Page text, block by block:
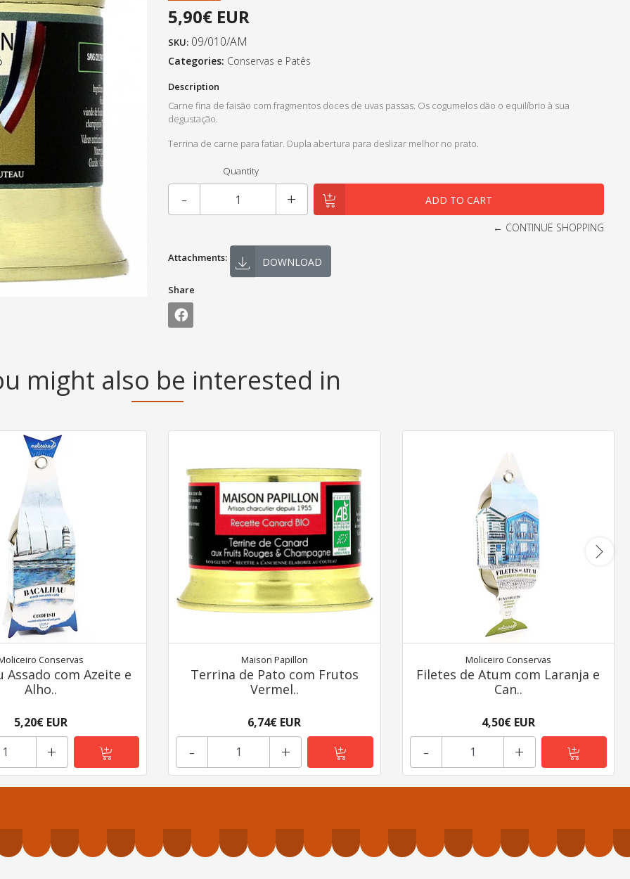
5,90€ EUR
SKU: 09/010/AM
Categories: Conservas e Patês
Description
Carne fina de faisão com fragmentos doces de uvas passas. Os cogumelos dão o equilíbrio à sua
degustação.
Terrina de carne para fatiar. Dupla abertura para deslizar melhor no prato.
Quantity
+
-
← CONTINUE SHOPPING
Attachments: DOWNLOAD
Share
might also be interested in
Conservas
Assado com Azeite e
Alho..
5,20€ EUR
+
Maison Papillon
Terrina de Pato com Frutos
Vermel..
6,74€ EUR
+
-
Moliceiro Conservas
Filetes de Atum com Laranja e
Can..
4,50€ EUR
+
-